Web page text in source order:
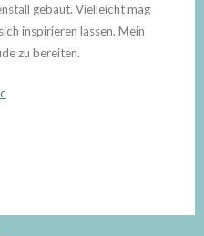
gebaut. Vielleicht mag
inspirieren lassen. Mein
zu bereiten.